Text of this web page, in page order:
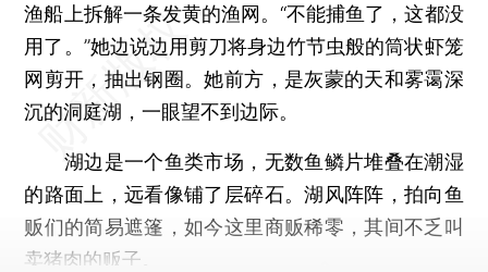
渔船上拆解一条发黄的渔网。“不能捕鱼了，这都没
用了。”她边说边用剪刀将身边竹节虫般的筒状虾笼
网剪开，抽出钢圈。她前方，是灰蒙的天和雾霭深
沉的洞庭湖，一眼望不到边际。
湖边是一个鱼类市场，无数鱼鳞片堆叠在潮湿
的路面上，远看像铺了层碎石。湖风阵阵，拍向鱼
贩们的简易遮篷，如今这里商贩稀零，其间不乏叫
卖猪肉的贩子。